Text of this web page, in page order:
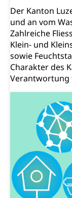
Der Kanton
und an vom
Zahlreiche
Klein- und
sowie
Charakter des
Verantwortung
Ambulant vor
AHV / IV
Altersrente,
Säule,
AHV-
Behinderung
geistige